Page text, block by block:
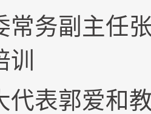
常务副主任
训
代表郭爱和